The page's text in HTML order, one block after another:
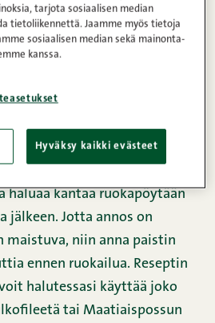
haluaa kantaa ruokapöytään
jälkeen. Jotta annos on
maistuva, niin anna paistin
ennen ruokailua. Reseptin
halutessasi käyttää joko
tai Maatiaispossun
tarjota sosiaalisen median
tietoliikennettä. Jaamme myös tietoja
sosiaalisen median sekä mainonta-
kanssa.
Hyväksy kaikki evästeet